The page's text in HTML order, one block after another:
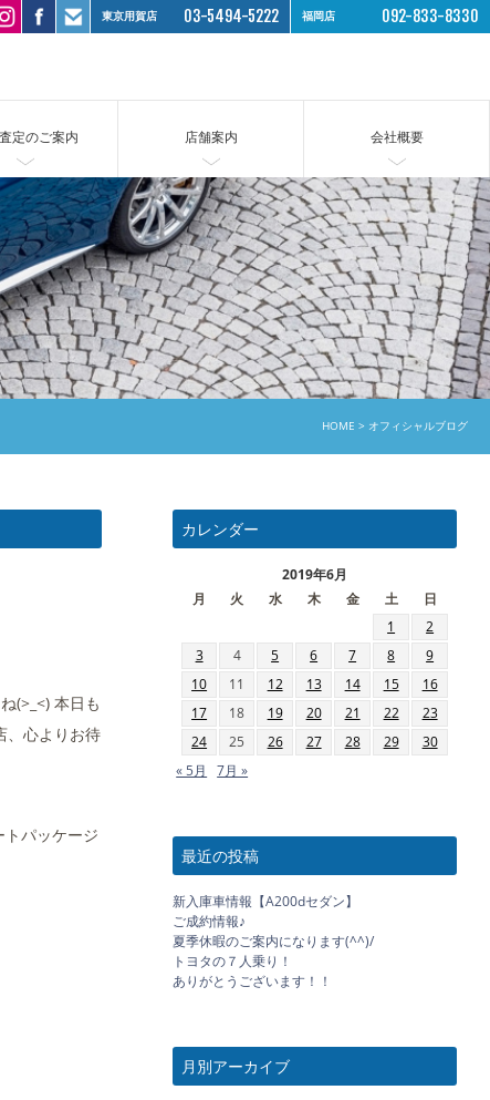
東京用賀店 03-5494-5222 福岡店 092-833-8330
定のご案内 店舗案内 会社概要
HOME オフィシャルブログ
(>_<) 本日も
、心よりお待
パッケージ
カレンダー
2019年6月
月
火 水 木 金 土
日
1
2
3
4 5 6 7 8
9
10
11 12 13 14 15
16
17
18 19 20 21 22
23
24
25 26 27 28 29
30
« 5月
7月 »
最近の投稿
新入庫車情報【A200dセダン】
ご成約情報♪
夏季休暇のご案内になります(^^)/
トヨタの７人乗り！
ありがとうございます！！
月別アーカイブ